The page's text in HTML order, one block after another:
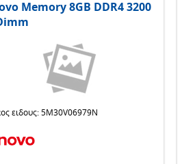
Memory 8GB DDR4 3200
ειδους: 5M30V06979N